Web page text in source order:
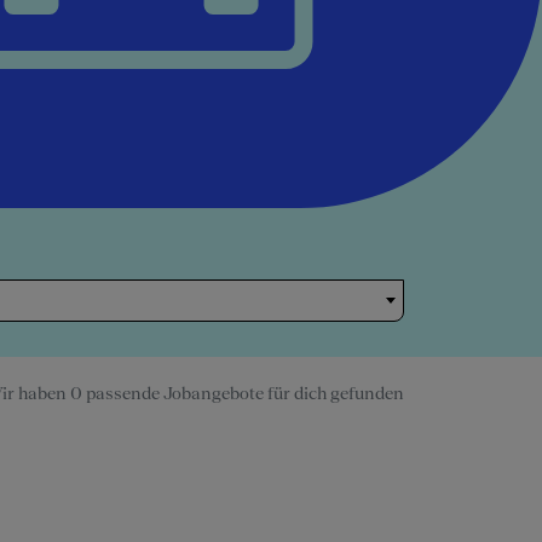
haben 0 passende Jobangebote für dich gefunden